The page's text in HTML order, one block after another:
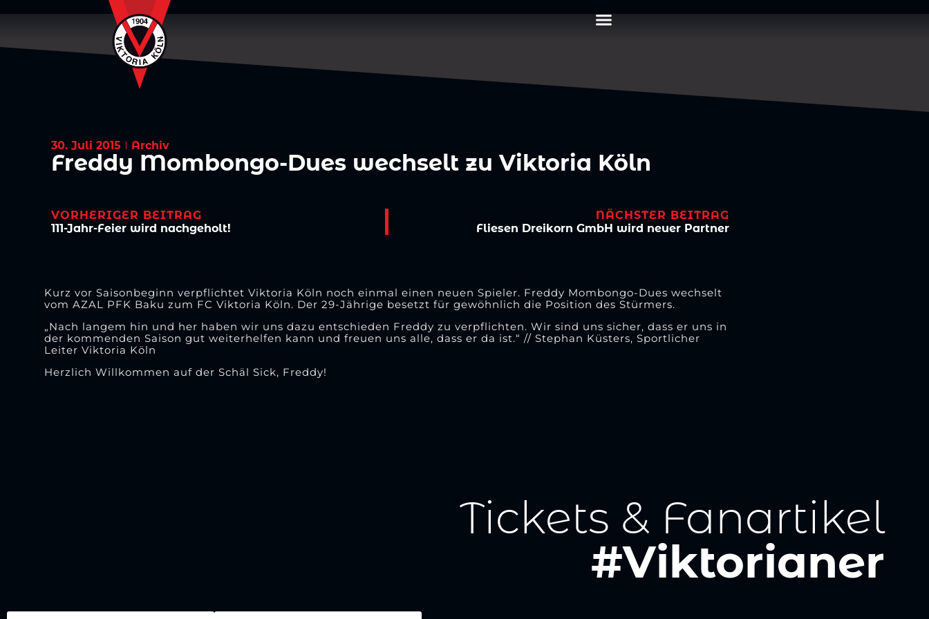
30. Juli 2015 Archiv
Freddy Mombongo-Dues wechselt zu Viktoria Köln
VORHERIGER BEITRAG
111-Jahr-Feier wird nachgeholt!
NÄCHSTER BEITRAG
Fliesen Dreikorn GmbH wird neuer Partner
Kurz vor Saisonbeginn verpflichtet Viktoria Köln noch einmal einen neuen Spieler. Freddy Mombongo-Dues wechselt
vom AZAL PFK Baku zum FC Viktoria Köln. Der 29-Jährige besetzt für gewöhnlich die Position des Stürmers.
„Nach langem hin und her haben wir uns dazu entschieden Freddy zu verpflichten. Wir sind uns sicher, dass er uns in
der kommenden Saison gut weiterhelfen kann und freuen uns alle, dass er da ist.“ // Stephan Küsters, Sportlicher
Leiter Viktoria Köln
Herzlich Willkommen auf der Schäl Sick, Freddy!
Tickets & Fanartikel
#Viktorianer